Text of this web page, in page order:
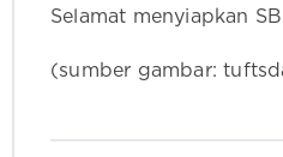
Selamat menyiapkan
(sumber gambar: